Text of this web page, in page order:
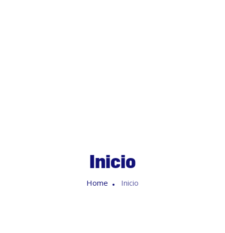
Inicio
Home Inicio